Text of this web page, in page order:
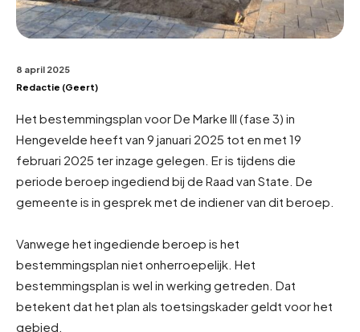
8 april 2025
Redactie (Geert)
Het bestemmingsplan voor De Marke III (fase 3) in
Hengevelde heeft van 9 januari 2025 tot en met 19
februari 2025 ter inzage gelegen. Er is tijdens die
periode beroep ingediend bij de Raad van State. De
gemeente is in gesprek met de indiener van dit beroep.
Vanwege het ingediende beroep is het
bestemmingsplan niet onherroepelijk. Het
bestemmingsplan is wel in werking getreden. Dat
betekent dat het plan als toetsingskader geldt voor het
gebied.